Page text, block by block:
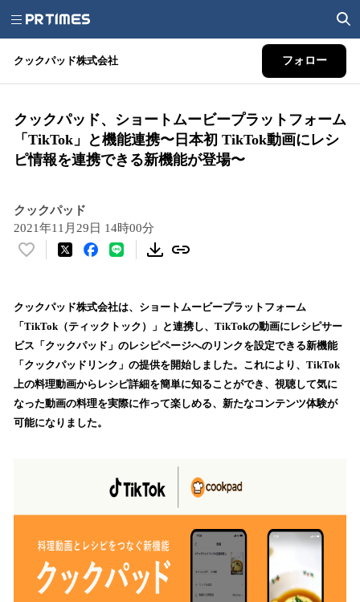
クックパッド株式会社 フォロー
クックパッド、ショートムービープラットフォーム
「TikTok」と機能連携〜日本初 TikTok動画にレシ
ピ情報を連携できる新機能が登場〜
クックパッド
2021年11月29日 14時00分
い
！
数
を
読
み
込
み
中
クックパッド株式会社は、ショートムービープラットフォーム
「TikTok（ティックトック）」と連携し、TikTokの動画にレシピサー
ビス「クックパッド」のレシピページへのリンクを設定できる新機能
「クックパッドリンク」の提供を開始しました。これにより、TikTok
上の料理動画からレシピ詳細を簡単に知ることができ、視聴して気に
なった動画の料理を実際に作って楽しめる、新たなコンテンツ体験が
可能になりました。